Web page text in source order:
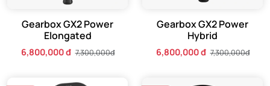
Gearbox GX2 Power
Elongated
6,800,000 đ 7,300,000đ
Gearbox GX2 Power
Hybrid
6,800,000 đ 7,300,000đ